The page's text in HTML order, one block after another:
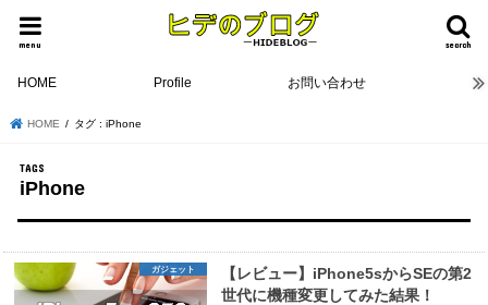
search
menu
HOME Profile お問い合わせ
HOME タグ : iPhone
iPhone
ガジェット
【レビュー】iPhone5sからSEの第2
世代に機種変更してみた結果！